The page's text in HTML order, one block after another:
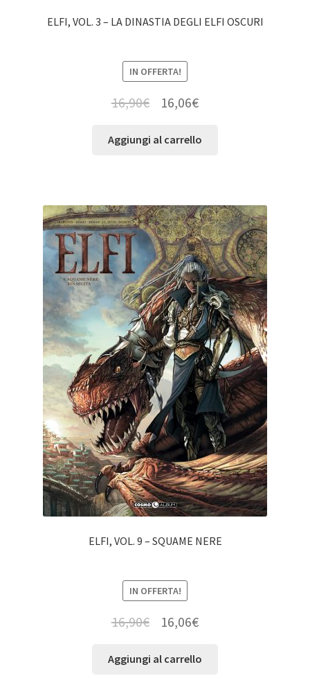
ELFI, VOL. 3 – LA DINASTIA DEGLI ELFI OSCURI
IN OFFERTA!
16,90€ 16,06€
Aggiungi al carrello
ELFI, VOL. 9 – SQUAME NERE
IN OFFERTA!
16,90€ 16,06€
Aggiungi al carrello